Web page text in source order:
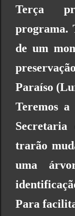
Terça
programa.
de um
Paraíso
Teremos a
trarão
uma
Para